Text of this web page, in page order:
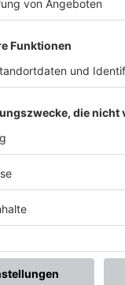
Spiele